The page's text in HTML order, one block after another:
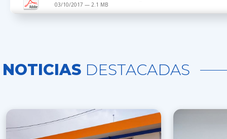
03/10/2017 — 2.1 MB
NOTICIAS DESTACADAS